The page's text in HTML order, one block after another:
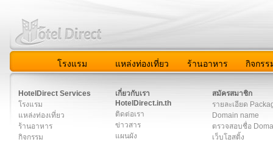
โรงแรม แหล่งท่องเที่ยว ร้านอาหาร กิจกรร
HotelDirect Services
โรงแรม
แหล่งท่องเที่ยว
ร้านอาหาร
กิจกรรม
เกี่ยวกับเรา
HotelDirect.in.th
ติดต่อเรา
ข่าวสาร
แผนผัง
สมัครสมาชิก
รายละเอียด
Domain name
ตรวจสอบชื่อ
เว็บโฮสติ้ง